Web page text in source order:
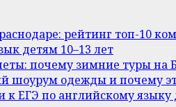
рейтинг топ-10
детям 10–13 лет
почему зимние туры на
шоурум одежды и почему
к ЕГЭ по английскому